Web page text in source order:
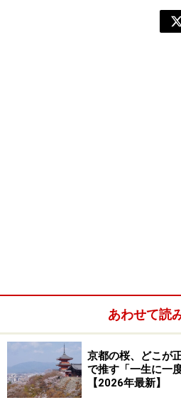
あわせて読
京都の桜、どこが
で推す「一生に一
【2026年最新】